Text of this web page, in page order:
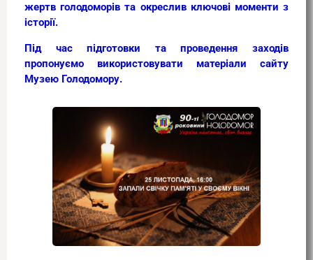
жертв голодоморів та окреслив ключові моменти з
історії.
Під час підготовки та проведення заходів
пропонуємо використовувати матеріали сайту
Музею Голодомору.